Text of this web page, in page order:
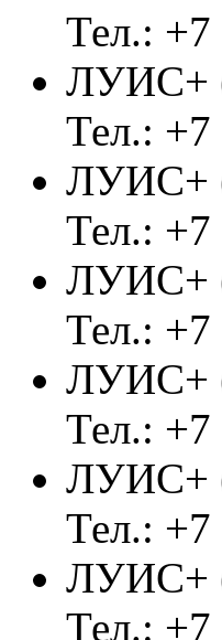
Тел.:
ЛУИС+
Тел.:
ЛУИС+
Тел.:
ЛУИС+
Тел.:
ЛУИС+
Тел.:
ЛУИС+
Тел.:
ЛУИС+
Тел.: